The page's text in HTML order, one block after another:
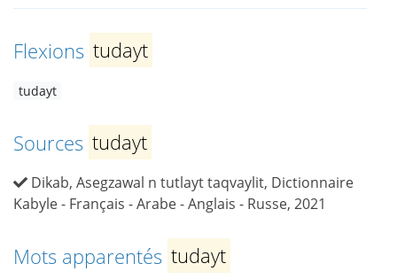
Flexions tudayt
tudayt
Sources tudayt
Dikab, Asegzawal n tutlayt taqvaylit, Dictionnaire
Kabyle - Français - Arabe - Anglais - Russe, 2021
Mots apparentés tudayt